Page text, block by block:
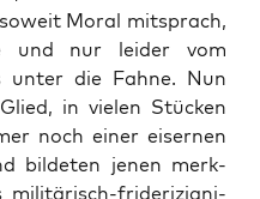
Moral mit­sprach,
und nur lei­der vom
unter die Fah­ne. Nun
in vie­len Stü­cken
noch einer eiser­nen
bil­de­ten jenen merk­
mili­tä­risch-fri­de­ri­zia­ni­